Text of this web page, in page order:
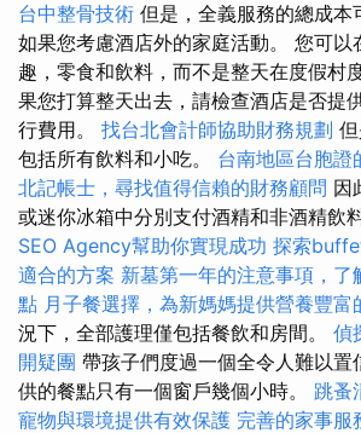
台中整骨技術 但是，全義服務的總成本
如果您考慮酒店外的家庭活動。 您可以
趣，零食和飲料，而不是整天在度假村
果您打算整天出去，請檢查酒店是否提
行費用。 找台北會計師協助財務規劃
包括所有飲料和小吃。 台南地區台胞證
北記帳士，尋找值得信賴的財務顧問 因
或迷你冰箱中分別支付酒精和非酒精飲
SEO Agency幫助你實現成功 探索
適合的方案 新墓第一年的注意事項，了
點 月子餐選擇，為新媽媽提供營養豐富
況下，全部護理僅包括餐飲和房間。 偵
開疑團 帶孩子們度過一個全令人難以置
供的餐點只有一個窗戶幾個小時。 跳蚤
寵物與環境提供有效保護 完善的家事服